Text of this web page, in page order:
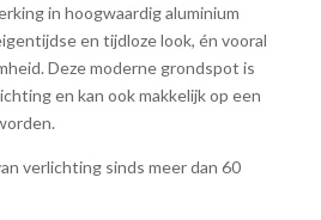
in hoogwaardig aluminium
en tijdloze look, én vooral
Deze moderne grondspot is
en kan ook makkelijk op een
verlichting sinds meer dan 60